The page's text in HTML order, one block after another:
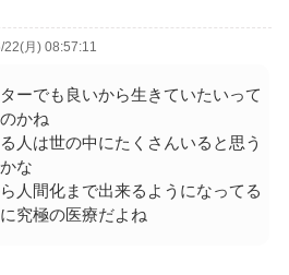
月) 08:57:11
ーでも良いから生きていたいって
かね
人は世の中にたくさんいると思う
な
人間化まで出来るようになってる
究極の医療だよね